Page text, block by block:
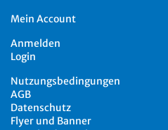
Mein Account
Anmelden
Login
Nutzungsbedingungen
AGB
Datenschutz
Flyer und Banner